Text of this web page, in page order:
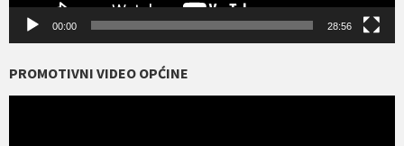
00:00 28:56
PROMOTIVNI VIDEO OPĆINE